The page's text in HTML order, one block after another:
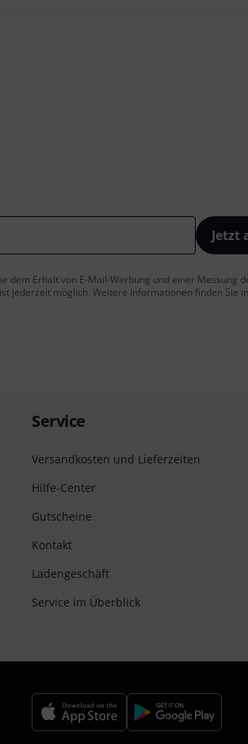
Jetzt
dem Erhalt von E-Mail-Werbung und einer Messung
jederzeit möglich. Weitere Informationen finden Sie
Service
Versandkosten und Lieferzeiten
Hilfe-Center
Gutscheine
Kontakt
Ladengeschäft
Service im Überblick